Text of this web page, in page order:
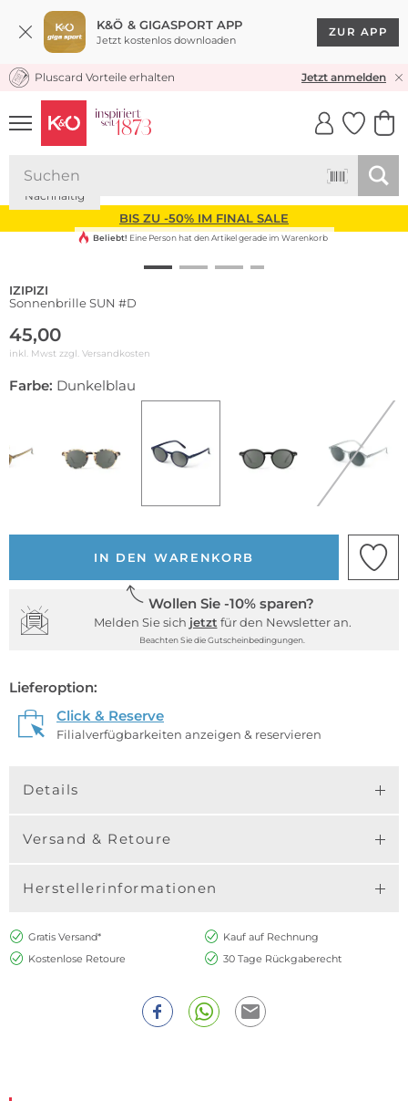
K&Ö & GIGASPORT APP
Jetzt kostenlos downloaden
ZUR APP
KOSTENLOSER VERSAND* & RÜCKVERSAND
Pluscard Vorteile erhalten Jetzt anmelden
UNSERE APP
CLICK &
BIS ZU -50% IM FINAL SALE
Nachhaltig
Beliebt! Eine Person hat den Artikel gerade im Warenkorb
IZIPIZI
Sonnenbrille SUN #D
45,00
inkl. Mwst zzgl. Versandkosten
Farbe: Dunkelblau
IN DEN WARENKORB
Wollen Sie -10% sparen?
Melden Sie sich jetzt für den Newsletter an.
Beachten Sie die Gutscheinbedingungen.
Lieferoption:
Click & Reserve
Filialverfügbarkeiten anzeigen & reservieren
Details
Versand & Retoure
Herstellerinformationen
Gratis Versand*
Kauf auf Rechnung
Kostenlose Retoure
30 Tage Rückgaberecht